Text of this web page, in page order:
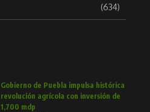
(634)
Gobierno de Puebla impulsa histórica
revolución agrícola con inversión de
1,700 mdp